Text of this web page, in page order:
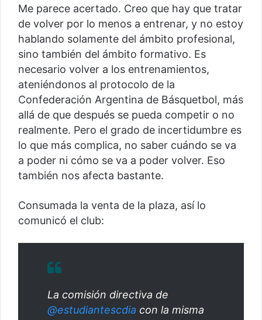
Me parece acertado. Creo que hay que tratar
de volver por lo menos a entrenar, y no estoy
hablando solamente del ámbito profesional,
sino también del ámbito formativo. Es
necesario volver a los entrenamientos,
ateniéndonos al protocolo de la
Confederación Argentina de Básquetbol, más
allá de que después se pueda competir o no
realmente. Pero el grado de incertidumbre es
lo que más complica, no saber cuándo se va
a poder ni cómo se va a poder volver. Eso
también nos afecta bastante.
Consumada la venta de la plaza, así lo
comunicó el club:
La comisión directiva de
@estudiantescdia con la misma